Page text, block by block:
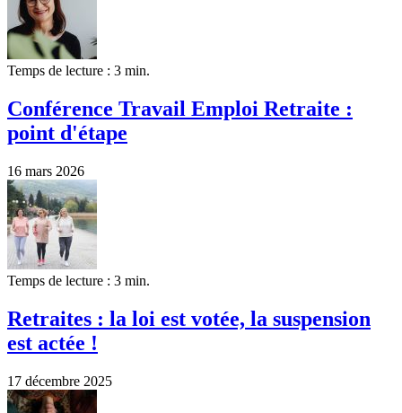
Temps de lecture : 3 min.
Conférence Travail Emploi Retraite :
point d'étape
16 mars 2026
Temps de lecture : 3 min.
Retraites : la loi est votée, la suspension
est actée !
17 décembre 2025